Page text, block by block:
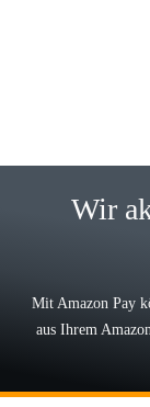
Wir
Mit Amazon Pay
aus Ihrem